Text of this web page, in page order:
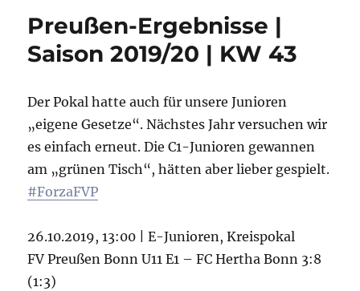
Preußen-Ergebnisse |
Saison 2019/20 | KW 43
Der Pokal hatte auch für unsere Junioren
„eigene Gesetze“. Nächstes Jahr versuchen wir
es einfach erneut. Die C1-Junioren gewannen
am „grünen Tisch“, hätten aber lieber gespielt.
#ForzaFVP
26.10.2019, 13:00 | E-Junioren, Kreispokal
FV Preußen Bonn U11 E1 – FC Hertha Bonn 3:8
(1:3)